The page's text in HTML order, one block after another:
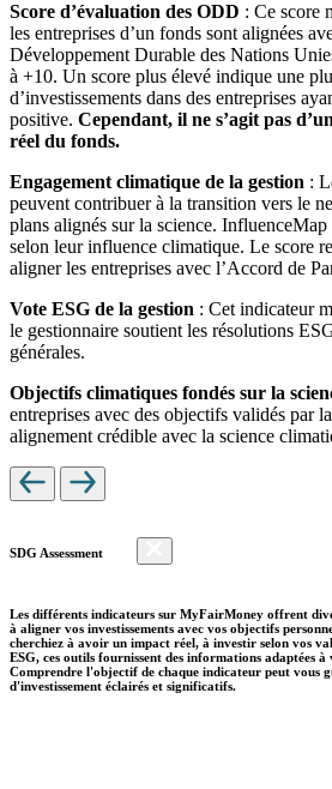
Score d’évaluation des ODD : Ce score
les entreprises d’un fonds sont alignées
Développement Durable des Nations
à +10. Un score plus élevé indique une
d’investissements dans des entreprises
positive. Cependant, il ne s’agit pas
réel du fonds.
Engagement climatique de la gestion :
peuvent contribuer à la transition vers le
plans alignés sur la science.
selon leur influence climatique. Le score
aligner les entreprises avec l’Accord de
Vote ESG de la gestion : Cet indicateur
le gestionnaire soutient les résolutions
générales.
Objectifs climatiques fondés sur la
entreprises avec des objectifs validés par
alignement crédible avec la science
SDG Assessment
Les différents indicateurs sur MyFairMoney offrent
à aligner vos investissements avec vos objectifs
cherchiez à avoir un impact réel, à investir selon vos
ESG, ces outils fournissent des informations adaptées à
Comprendre l'objectif de chaque indicateur peut vous
d'investissement éclairés et significatifs.